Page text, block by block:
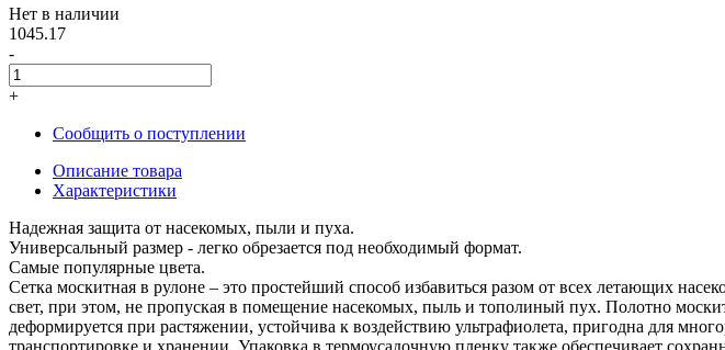
Нет в наличии
1045.17
-
+
Сообщить о поступлении
Описание товара
Характеристики
Надежная защита от насекомых, пыли и пуха.
Универсальный размер - легко обрезается под необходимый формат.
Самые популярные цвета.
Сетка москитная в рулоне – это простейший способ избавиться разом от всех летающих
свет, при этом, не пропуская в помещение насекомых, пыль и тополиный пух. Полотно
деформируется при растяжении, устойчива к воздействию ультрафиолета, пригодна для
транспортировке и хранении. Упаковка в термоусадочную пленку также обеспечивает